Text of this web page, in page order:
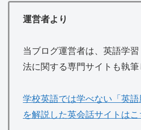
運営者より
当ブログ運営者は、英語学
法に関する専門サイトも執筆
学校英語では学べない「英
を解説した英会話サイトはこ